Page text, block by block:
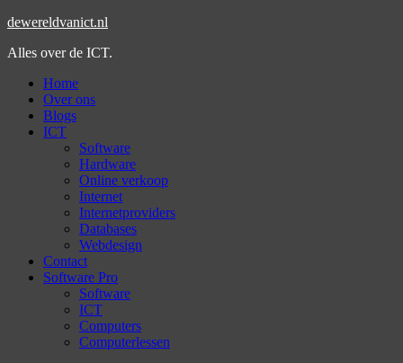
dewereldvanict.nl
Alles over de ICT.
Home
Over ons
Blogs
ICT
Software
Hardware
Online verkoop
Internet
Internetproviders
Databases
Webdesign
Contact
Software Pro
Software
ICT
Computers
Computerlessen